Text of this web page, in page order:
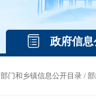
政府信
部门和乡镇信息公开目录 / 部